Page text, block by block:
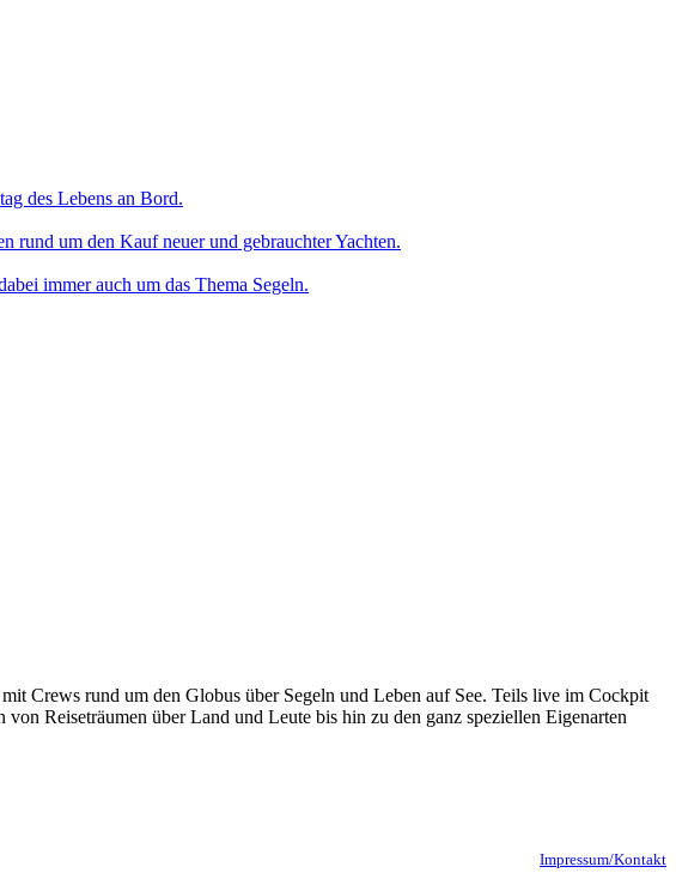
des Lebens an Bord.
rund um den Kauf neuer und gebrauchter Yachten.
immer auch um das Thema Segeln.
Crews rund um den Globus über Segeln und Leben auf See. Teils live im Cockpit
Reiseträumen über Land und Leute bis hin zu den ganz speziellen Eigenarten
Impressum/Kontakt